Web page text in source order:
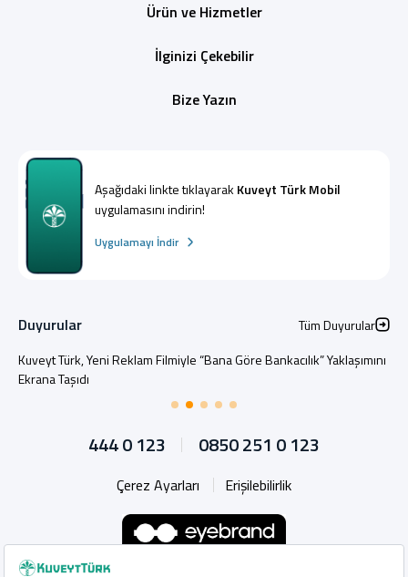
Ürün ve Hizmetler
İlginizi Çekebilir
Bize Yazın
Aşağıdaki linkte tıklayarak Kuveyt Türk Mobil
uygulamasını indirin!
Uygulamayı İndir
Duyurular
Tüm Duyurular
Kuveyt Türk, Yeni Reklam Filmiyle “Bana Göre Bankacılık” Yaklaşımını
Ekrana Taşıdı
444 0 123 0850 251 0 123
Çerez Ayarları Erişilebilirlik